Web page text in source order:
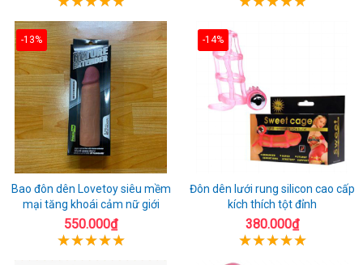
-13%
Bao đôn dên Lovetoy siêu mềm
mại tăng khoái cảm nữ giới
550.000₫
-14%
Đôn dên lưới rung silicon cao cấp
kích thích tột đỉnh
380.000₫